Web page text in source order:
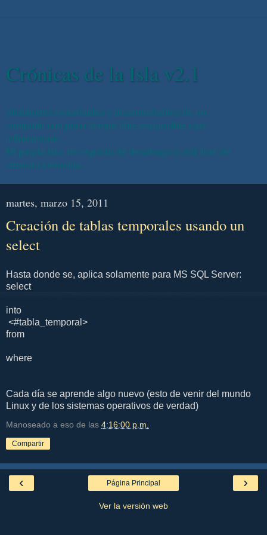
Crónicas de la Isla v2.1
Vicisitudes entrañables y desentrañables de un
computín con poco tiempo libre,expansible casi
infinitamente.
Mi propia Isla, mi espacio de desahogo (casi) libre de
censura conocida.
martes, marzo 15, 2011
Creación de tablas temporales usando un
select
Hasta donde se, aplica solamente para MS SQL Server:
select
into
<#tabla_temporal>
from
where
Cada día se aprende algo nuevo (esto de venir del mundo
Linux y de los sistemas operativos de verdad)
Manoseado a eso de las 4:16:00 p.m.
Compartir
‹ ›
Página Principal
Ver la versión web